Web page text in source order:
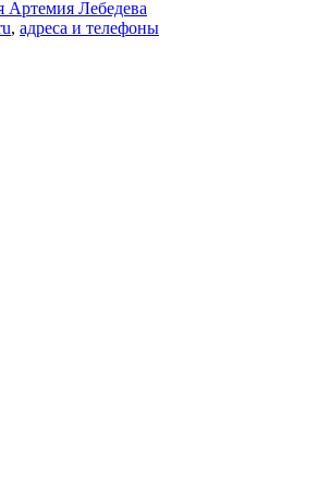
Артемия Лебедева
, адреса и телефоны